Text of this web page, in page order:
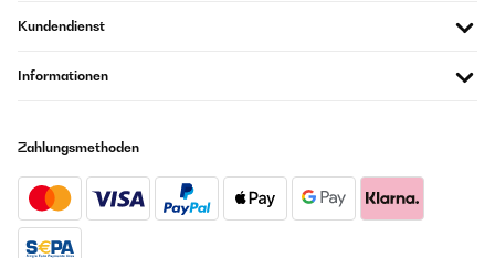
Kundendienst
Informationen
Zahlungsmethoden